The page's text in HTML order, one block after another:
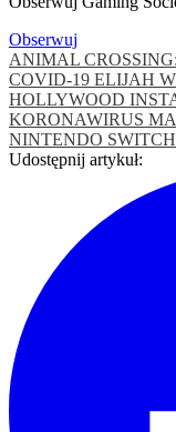
Obserwuj
ANIMAL
COVID-19 ELIJAH
HOLLYWOOD
KORONAWIRUS
NINTENDO SWITCH
Udostępnij artykuł: